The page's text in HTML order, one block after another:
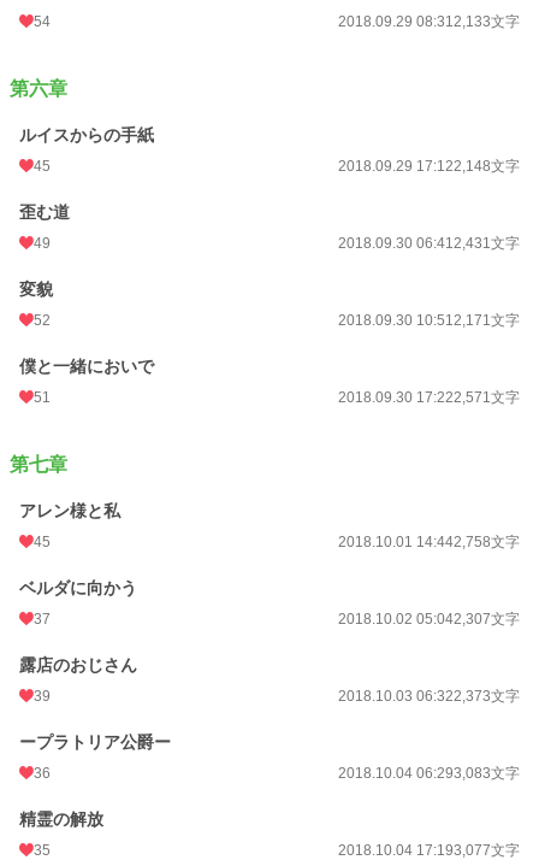
54 2018.09.29 08:312,133文字
第六章
ルイスからの手紙
45 2018.09.29 17:122,148文字
歪む道
49 2018.09.30 06:412,431文字
変貌
52 2018.09.30 10:512,171文字
僕と一緒においで
51 2018.09.30 17:222,571文字
第七章
アレン様と私
45 2018.10.01 14:442,758文字
ベルダに向かう
37 2018.10.02 05:042,307文字
露店のおじさん
39 2018.10.03 06:322,373文字
ープラトリア公爵ー
36 2018.10.04 06:293,083文字
精霊の解放
35 2018.10.04 17:193,077文字